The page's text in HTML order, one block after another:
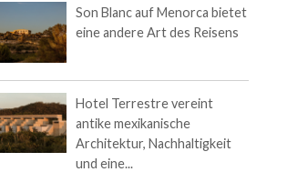
Son Blanc auf Menorca bietet
eine andere Art des Reisens
Hotel Terrestre vereint
antike mexikanische
Architektur, Nachhaltigkeit
und eine...